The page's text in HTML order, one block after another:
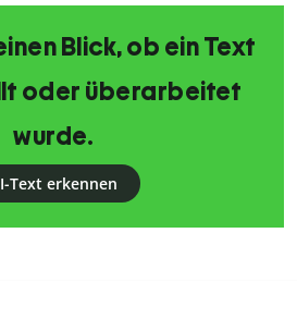
Blick, ob ein Text
oder überarbeitet
wurde.
Text erkennen